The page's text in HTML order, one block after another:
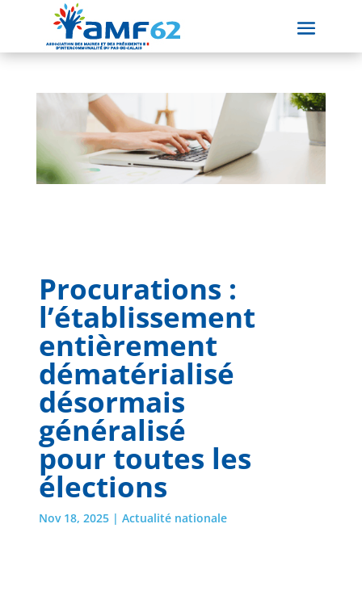
Procurations :
l’établissement
entièrement
dématérialisé
désormais
généralisé
pour toutes les
élections
Nov 18, 2025| Actualité nationale